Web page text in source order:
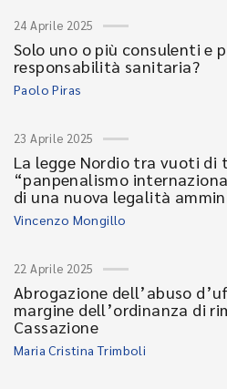
24 Aprile 2025
Solo uno o più consulenti e
responsabilità sanitaria?
Paolo Piras
23 Aprile 2025
La legge Nordio tra vuoti di
“panpenalismo
di una nuova legalità
Vincenzo Mongillo
22 Aprile 2025
Abrogazione dell’abuso
margine dell’ordinanza di
Cassazione
Maria Cristina Trimboli